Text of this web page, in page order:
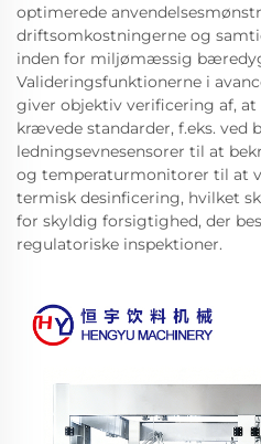
optimerede
driftsomkostningerne og
inden for miljømæssig
Valideringsfunktionerne i
giver objektiv verificering af,
krævede standarder, f.eks. ved
ledningsevnesensorer til at
og temperaturmonitorer til at
termisk desinficering, hvilket
for skyldig forsigtighed, der
regulatoriske inspektioner.